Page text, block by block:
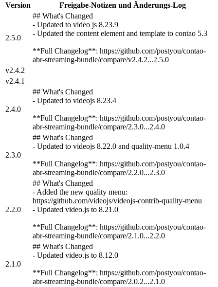
Version
Freigabe-Notizen und Änderungs-Log
2.5.0
## What's Changed
- Updated to video js 8.23.9
- Updated the content element and template to contao 5.3
**Full Changelog**: https://github.com/postyou/contao-
abr-streaming-bundle/compare/v2.4.2...2.5.0
v2.4.2
v2.4.1
2.4.0
## What's Changed
- Updated to videojs 8.23.4
**Full Changelog**: https://github.com/postyou/contao-
abr-streaming-bundle/compare/2.3.0...2.4.0
2.3.0
## What's Changed
- Updated to videojs 8.22.0 and quality-menu 1.0.4
**Full Changelog**: https://github.com/postyou/contao-
abr-streaming-bundle/compare/2.2.0...2.3.0
2.2.0
## What's Changed
- Added the new quality menu:
https://github.com/videojs/videojs-contrib-quality-menu
- Updated video.js to 8.21.0
**Full Changelog**: https://github.com/postyou/contao-
abr-streaming-bundle/compare/2.1.0...2.2.0
2.1.0
## What's Changed
- Updated video.js to 8.12.0
**Full Changelog**: https://github.com/postyou/contao-
abr-streaming-bundle/compare/2.0.2...2.1.0